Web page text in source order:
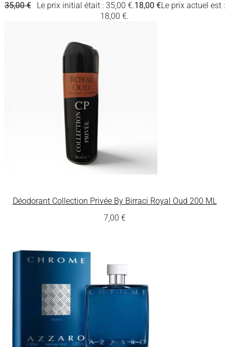
35,00€ Le prix initial était : 35,00 €.18,00 €Le prix actuel est :
18,00 €.
Déodorant Collection Privée By Birraci Royal Oud 200 ML
7,00 €